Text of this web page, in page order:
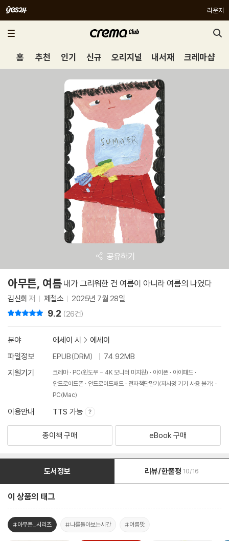
라운지
홈 추천 인기 신규 오리지널 내서재 크레마샵
공유하기
아무튼, 여름 내가 그리워한 건 여름이 아니라 여름의 나였다
김신회 저 제철소 2025년 7월 28일
9.2 (26건)
분야 에세이 시 > 에세이
파일정보
EPUB(DRM)
74.92MB
지원기기
크레마 PC(윈도우 - 4K 모니터 미지원) 아이폰
아이패드
안드로이드폰
안드로이드패드
전자책단말기(저사양 기기 사용 불가)
PC(Mac)
이용안내 TTS 가능
종이책 구매 eBook 구매
도서정보 리뷰/한줄평 10/16
이 상품의 태그
#아무튼_시리즈 #나를돌아보는시간 #여름맛